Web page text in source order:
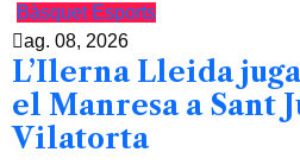
Bàsquet Esports
ag. 08, 2026
L’Ilerna Lleida
el Manresa a Sant
Vilatorta